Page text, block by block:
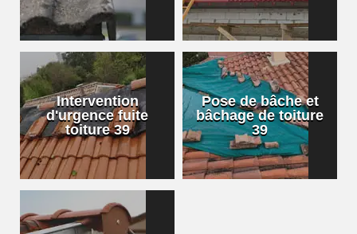
Intervention
d'urgence fuite
toiture 39
Pose de bâche et
bâchage de toiture
39